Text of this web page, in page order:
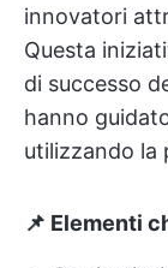
innovatori
Questa
di successo
hanno
utilizzando la
📌 Elementi